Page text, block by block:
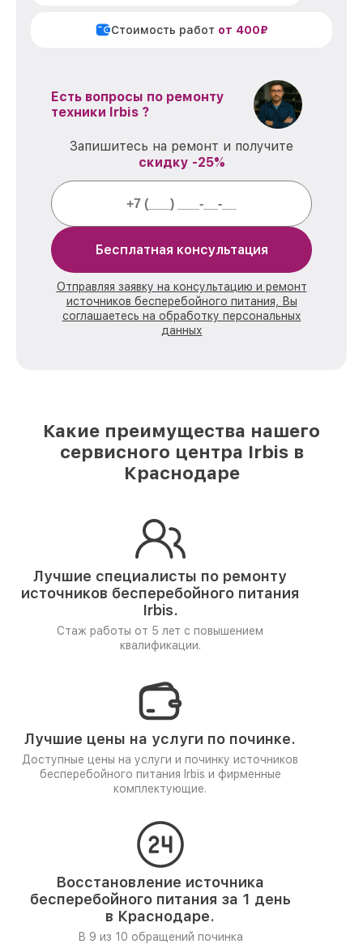
Стоимость работ от 400₽
Есть вопросы по ремонту
техники Irbis ?
Запишитесь на ремонт и получите
скидку -25%
Бесплатная консультация
Отправляя заявку на консультацию и ремонт
источников бесперебойного питания, Вы
соглашаетесь на обработку персональных
данных
Какие преимущества нашего
сервисного центра Irbis в
Краснодаре
Лучшие специалисты по ремонту
источников бесперебойного питания
Irbis.
Стаж работы от 5 лет с повышением
квалификации.
Лучшие цены на услуги по починке.
Доступные цены на услуги и починку источников
бесперебойного питания Irbis и фирменные
комплектующие.
Восстановление источника
бесперебойного питания за 1 день
в Краснодаре.
В 9 из 10 обращений починка